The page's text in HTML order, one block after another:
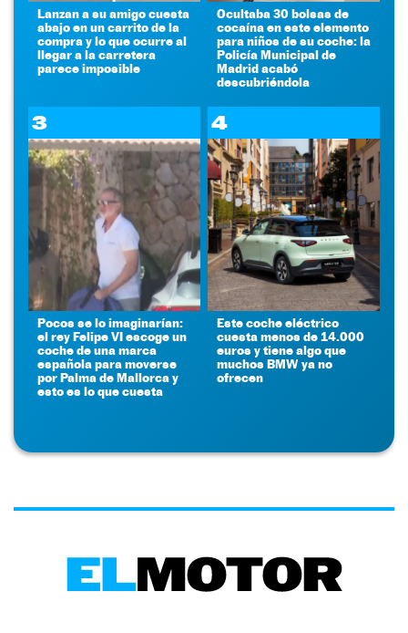
Lanzan a su amigo cuesta
abajo en un carrito de la
compra y lo que ocurre al
llegar a la carretera
parece imposible
Ocultaba 30 bolsas de
cocaína en este elemento
para niños de su coche: la
Policía Municipal de
Madrid acabó
descubriéndola
3
Pocos se lo imaginarían:
el rey Felipe VI escoge un
coche de una marca
española para moverse
por Palma de Mallorca y
esto es lo que cuesta
4
Este coche eléctrico
cuesta menos de 14.000
euros y tiene algo que
muchos BMW ya no
ofrecen